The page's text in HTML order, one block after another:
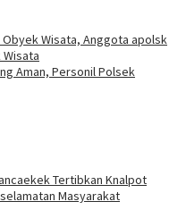
Obyek Wisata, Anggota apolsk
Aman, Personil Polsek
Tertibkan Knalpot
Masyarakat